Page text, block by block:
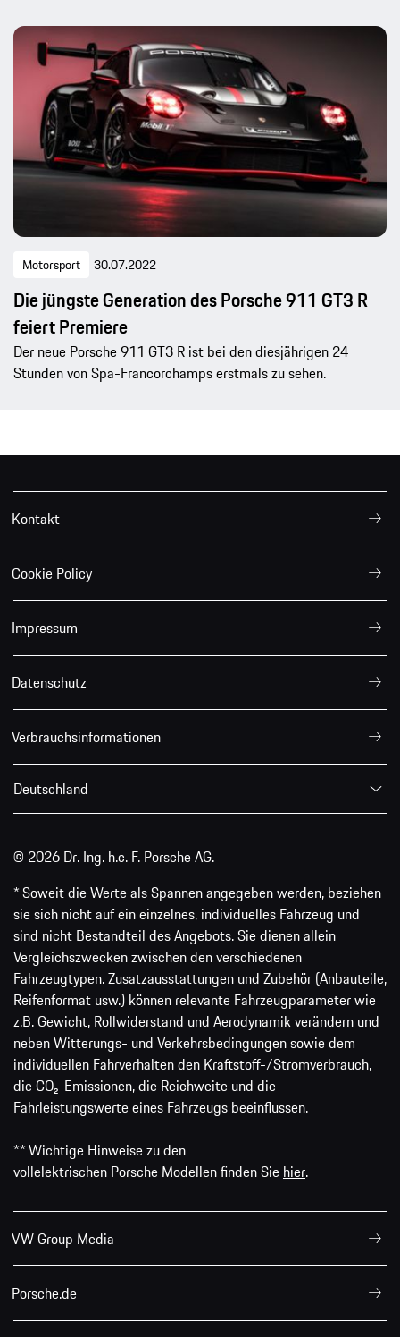
Motorsport 30.07.2022
Die jüngste Generation des Porsche 911 GT3 R
feiert Premiere
Der neue Porsche 911 GT3 R ist bei den diesjährigen 24
Stunden von Spa-Francorchamps erstmals zu sehen.
Kontakt
Cookie Policy
Impressum
Datenschutz
Verbrauchsinformationen
Deutschland
© 2026 Dr. Ing. h.c. F. Porsche AG.
* Soweit die Werte als Spannen angegeben werden, beziehen
sie sich nicht auf ein einzelnes, individuelles Fahrzeug und
sind nicht Bestandteil des Angebots. Sie dienen allein
Vergleichszwecken zwischen den verschiedenen
Fahrzeugtypen. Zusatzausstattungen und Zubehör (Anbauteile,
Reifenformat usw.) können relevante Fahrzeugparameter wie
z.B. Gewicht, Rollwiderstand und Aerodynamik verändern und
neben Witterungs- und Verkehrsbedingungen sowie dem
individuellen Fahrverhalten den Kraftstoff-/Stromverbrauch,
die CO₂-Emissionen, die Reichweite und die
Fahrleistungswerte eines Fahrzeugs beeinflussen.
** Wichtige Hinweise zu den
vollelektrischen Porsche Modellen finden Sie hier.
VW Group Media
Porsche.de